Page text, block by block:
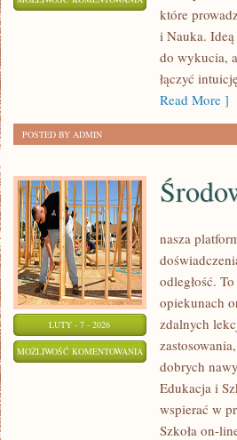
CIEKAWOSTKI
ZAGADKI
które
i Nauka.
do wykucia,
łączyć
Read More ]
POSTED BY ADMIN
LUTY - 7 - 2026
MOŻLIWOŚĆ KOMENTOWANIA ŚRODOWISKO
ZRÓWNOWAŻONY
ROZWÓJ
nasza
odległość.
opiekunach
zdalnych
dobrych
Edukacja i
wspierać w
Szkoła on-